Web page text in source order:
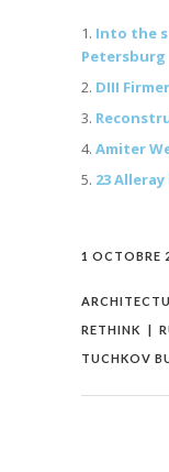
Into the
Petersburg
DIII
Amiter
23
1 OCTOBRE
RETHINK
TUCHKOV